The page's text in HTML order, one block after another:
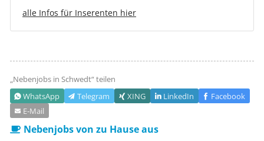
alle Infos für Inserenten hier
„Nebenjobs in Schwedt“ teilen
WhatsApp
Telegram XING LinkedIn
Facebook
E‑Mail
Nebenjobs von zu Hause aus